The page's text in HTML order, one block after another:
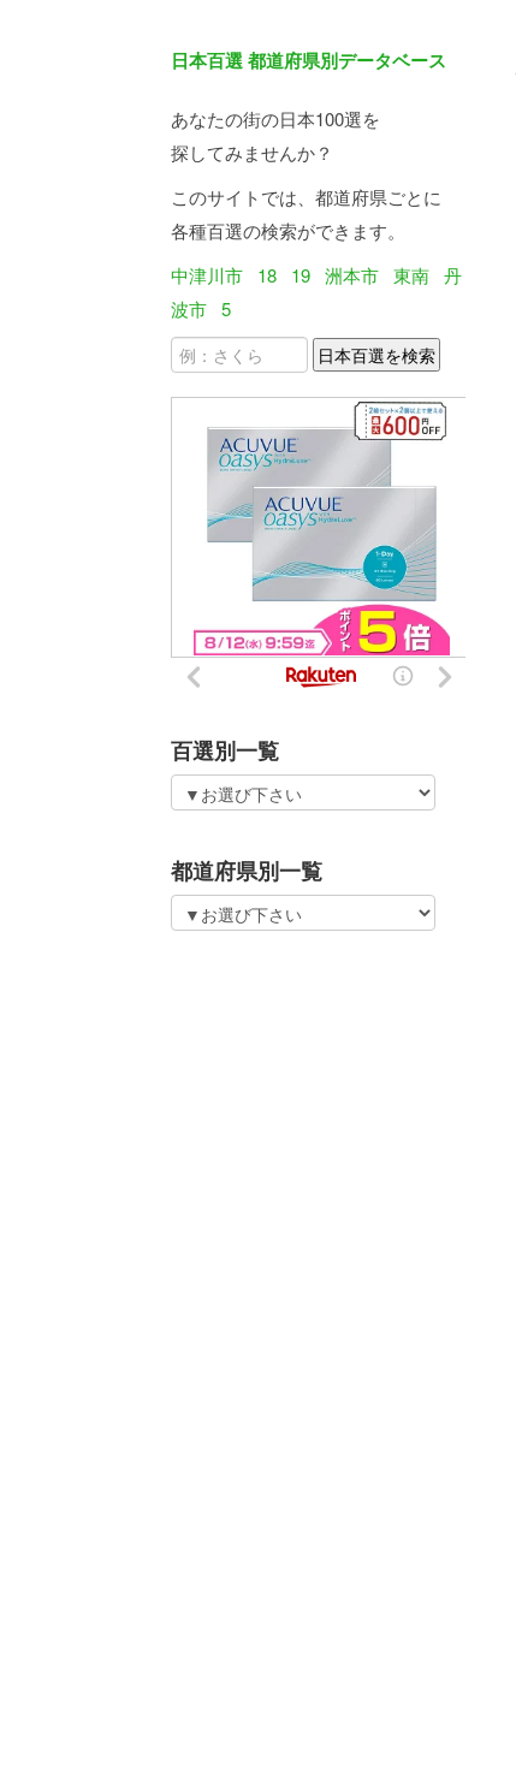
日本百選 都道府県別データベース
あなたの街の日本100選を
探してみませんか？
このサイトでは、都道府県ごとに
各種百選の検索ができます。
中津川市
18 19 洲本市 東南 丹
波市 5
百選別一覧
都道府県別一覧